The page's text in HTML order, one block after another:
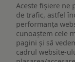
Aceste fișiere ne
de trafic, astfel
performanța
cunoaștem cele
pagini și să
cadrul website-